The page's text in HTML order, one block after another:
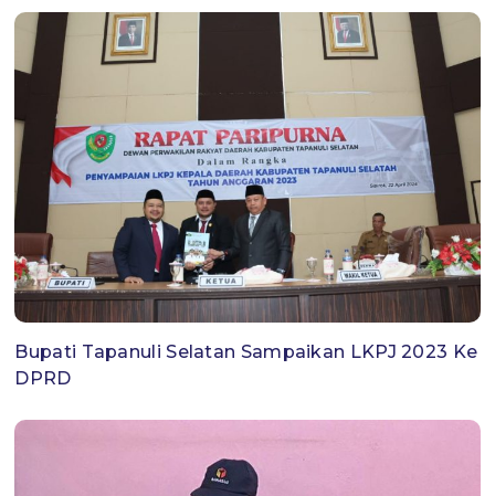
Bupati Tapanuli Selatan Sampaikan LKPJ 2023 Ke
DPRD